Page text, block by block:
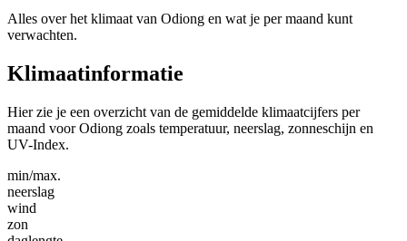
Alles over het klimaat van Odiong en wat je per maand kunt
verwachten.
Klimaatinformatie
Hier zie je een overzicht van de gemiddelde klimaatcijfers per
maand voor Odiong zoals temperatuur, neerslag, zonneschijn en
UV-Index.
min/max.
neerslag
wind
zon